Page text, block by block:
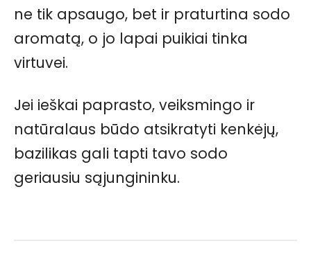
ne tik apsaugo, bet ir praturtina sodo
aromatą, o jo lapai puikiai tinka
virtuvei.
Jei ieškai paprasto, veiksmingo ir
natūralaus būdo atsikratyti kenkėjų,
bazilikas gali tapti tavo sodo
geriausiu sąjungininku.